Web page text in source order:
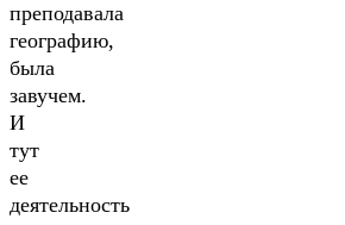
преподавала
географию,
была
завучем.
И
тут
ее
деятельность